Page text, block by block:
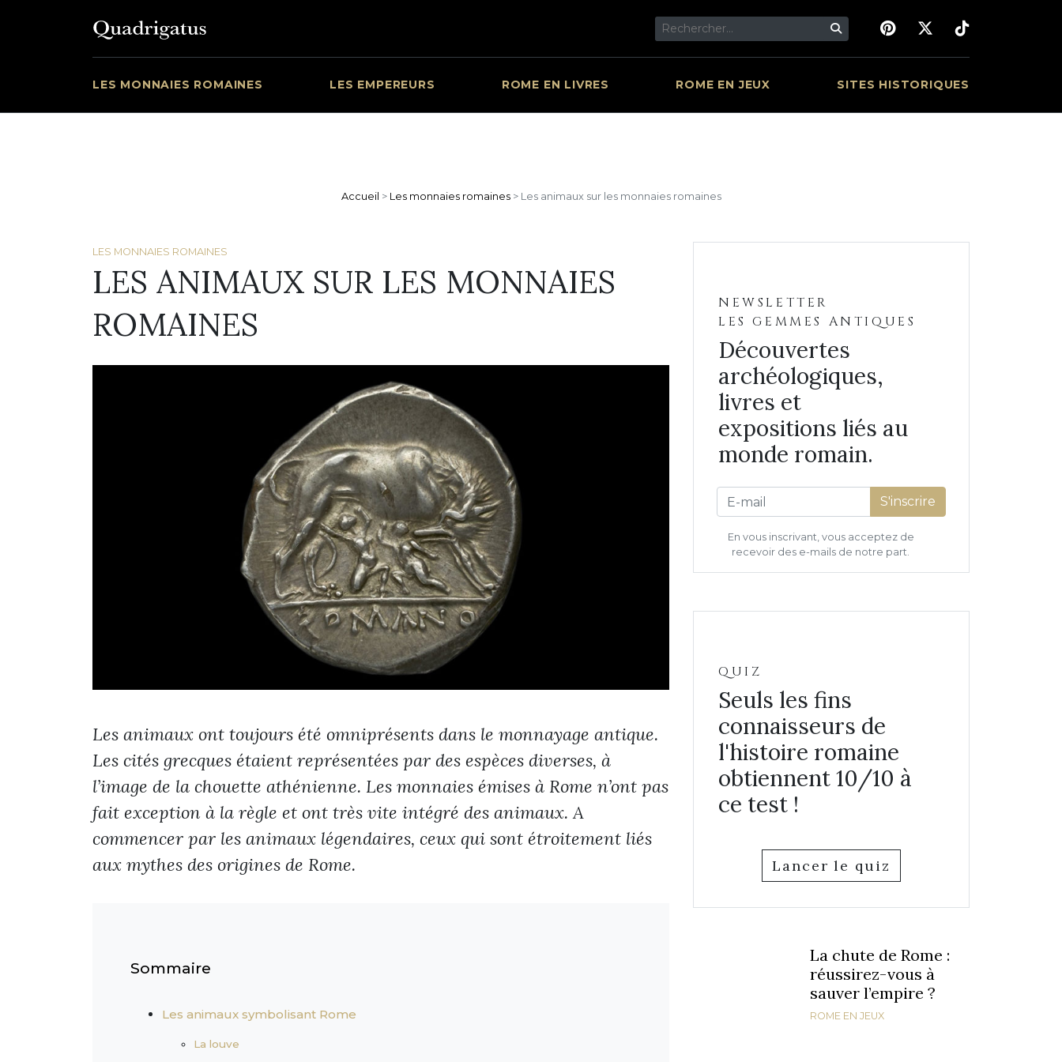
LES MONNAIES ROMAINES LES EMPEREURS ROME EN LIVRES ROME EN JEUX SITES HISTORIQUES
Accueil > Les monnaies romaines> Les animaux sur les monnaies romaines
LES MONNAIES ROMAINES
LES ANIMAUX SUR LES MONNAIES
ROMAINES
Les animaux ont toujours été omniprésents dans le monnayage antique.
Les cités grecques étaient représentées par des espèces diverses, à
l’image de la chouette athénienne. Les monnaies émises à Rome n’ont pas
fait exception à la règle et ont très vite intégré des animaux. A
commencer par les animaux légendaires, ceux qui sont étroitement liés
aux mythes des origines de Rome.
Sommaire
Les animaux symbolisant Rome
La louve
NEWSLETTER
LES GEMMES ANTIQUES
Découvertes
archéologiques,
livres et
expositions liés au
monde romain.
S'inscrire
En vous inscrivant, vous acceptez de
recevoir des e-mails de notre part.
QUIZ
Seuls les fins
connaisseurs de
l'histoire romaine
obtiennent 10/10 à
ce test !
Lancer le quiz
La chute de Rome :
réussirez-vous à
sauver l’empire ?
ROME EN JEUX